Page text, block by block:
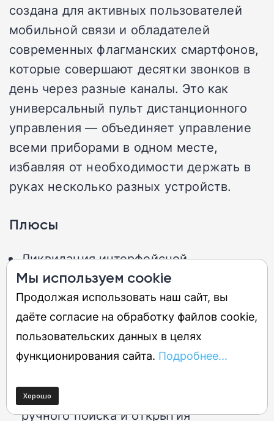
создана для активных пользователей
мобильной связи и обладателей
современных флагманских смартфонов,
которые совершают десятки звонков в
день через разные каналы. Это как
универсальный пульт дистанционного
управления — объединяет управление
всеми приборами в одном месте,
избавляя от необходимости держать в
руках несколько разных устройств.
Плюсы
Ликвидация интерфейсной
раздробленности за счет сбора
истории звонков из WhatsApp и
Telegram в одну общую ленту
приложения Телефон.
Быстрый запуск обратного звонка
журнала вызовов без необходимости
ручного поиска и открытия
Мы используем cookie
Продолжая использовать наш сайт, вы
даёте согласие на обработку файлов cookie,
пользовательских данных в целях
функционирования сайта. Подробнее...